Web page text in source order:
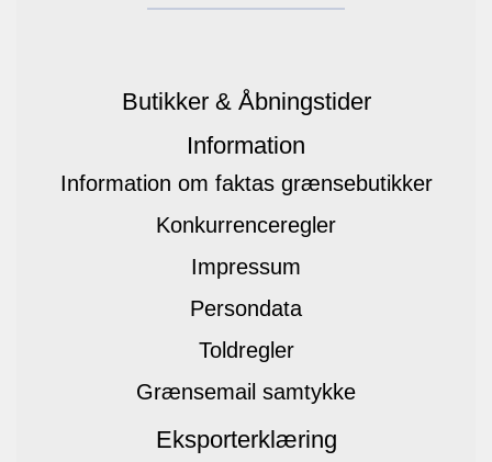
Butikker & Åbningstider
Information
Information om faktas grænsebutikker
Konkurrenceregler
Impressum
Persondata
Toldregler
Grænsemail samtykke
Eksporterklæring